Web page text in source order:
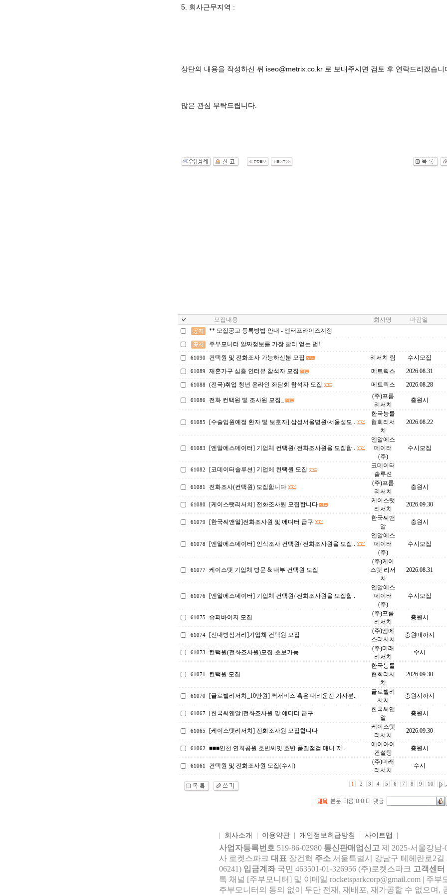
5. 회사근무지역 :
상단의 내용을 작성하신 뒤 iseo@metrix.co.kr 로 보내주시면 검토 후 연락드리겠습니
많은 관심 부탁드립니다.
모집내용 회사명
마감일
** 모집공고 등록방법 안내 - 엔터프라이즈계정
주부모니터 알짜정보를 가장 빨리 얻는 법!
61090 컨택원 및 전화조사 가능하신분 모집 리서치 림 수시모집
61089 재혼가구 심층 인터뷰 참석자 모집 메트릭스 2026.08.31
61088 (전국)취업 청년 온라인 좌담회 참석자 모집 메트릭스 2026.08.28
61086 전화 컨택원 및 조사원 모집_
(주)프롬
리서치
충원시
61085 [수술입원예정 환자 및 보호자] 삼성서울병원/서울성모..
한국능률
협회리서
치
2026.08.22
61083 [엔알에스데이터] 기업체 컨택원/ 전화조사원을 모집합..
엔알에스
데이터
(주)
수시모집
61082 [코데이터솔루션] 기업체 컨택원 모집
코데이터
솔루션
61081 전화조사(컨택원) 모집합니다
(주)프롬
리서치
충원시
61080 [케이스탯리서치] 전화조사원 모집합니다
케이스탯
리서치
2026.09.30
61079 [한국씨앤알]전화조사원 및 에디터 급구
한국씨앤
알
충원시
61078 [엔알에스데이터] 인식조사 컨택원/ 전화조사원을 모집..
엔알에스
데이터
(주)
수시모집
61077 케이스탯 기업체 방문 & 내부 컨택원 모집
(주)케이
스탯 리서
치
2026.08.31
61076 [엔알에스데이터] 기업체 컨택원/ 전화조사원을 모집합..
엔알에스
데이터
(주)
수시모집
61075 슈퍼바이저 모집
(주)프롬
리서치
충원시
61074 [신대방삼거리]기업체 컨택원 모집
(주)엠에
스리서치
충원때까지
61073 컨택원(전화조사원)모집-초보가능
(주)미래
리서치
수시
61071 컨택원 모집
한국능률
협회리서
치
2026.09.30
61070 [글로벌리서치_10만원] 퀵서비스 혹은 대리운전 기사분..
글로벌리
서치
충원시까지
61067 [한국씨앤알]전화조사원 및 에디터 급구
한국씨앤
알
충원시
61065 [케이스탯리서치] 전화조사원 모집합니다
케이스탯
리서치
2026.09.30
61062 ■■■인천 연희공원 호반써밋 호반 품질점검 매니 저..
에이아이
컨설팅
충원시
61061 컨택원 및 전화조사원 모집(수시)
(주)미래
리서치
수시
1 2 3 4 5 6 7 8 9 10
회사소개 이용약관| 개인정보취급방침 사이트맵
사업자등록번호 519-86-02980 통신판매업신고 제 2025-서울강남-
사 로켓스파크 대표 장건혁 주소 서울특별시 강남구 테헤란로2길
06241) 입금계좌 국민 463501-01-326956 (주)로켓스파크 고객센
톡 채널 [주부모니터] 및 이메일 rocketsparkcorp@gmail.com | 주부
주부모니터의 동의 없이 무단 전재, 재배포, 재가공할 수 없으며,